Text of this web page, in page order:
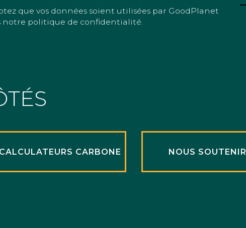
que vos données soient utilisées par GoodPlanet
notre politique de confidentialité.
CALCULATEURS CARBONE NOUS SOUTENIR